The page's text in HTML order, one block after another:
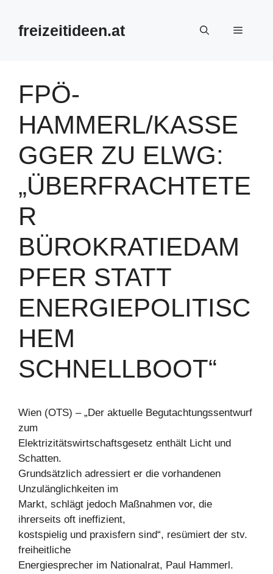
Inhalt
springenfreizeitideen.at Menü
FPÖ-
HAMMERL/KASSE
GGER ZU ELWG:
„ÜBERFRACHTETE
R
BÜROKRATIEDAM
PFER STATT
ENERGIEPOLITISC
HEM
SCHNELLBOOT“
Wien (OTS) – „Der aktuelle Begutachtungssentwurf
zum
Elektrizitätswirtschaftsgesetz enthält Licht und
Schatten.
Grundsätzlich adressiert er die vorhandenen
Unzulänglichkeiten im
Markt, schlägt jedoch Maßnahmen vor, die
ihrerseits oft ineffizient,
kostspielig und praxisfern sind“, resümiert der stv.
freiheitliche
Energiesprecher im Nationalrat, Paul Hammerl.